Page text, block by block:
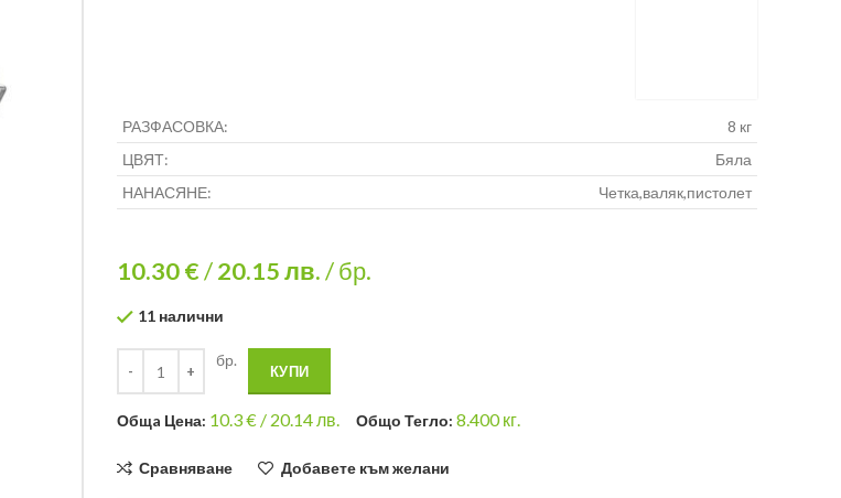
РАЗФАСОВКА:
8 кг
ЦВЯТ:
Бяла
НАНАСЯНЕ:
Четка,валяк,пистолет
10.30 €/20.15лв./ бр.
11 налични
бр.
КУПИ
Общa Цена: 10.3€ / 20.14 лв. Общо Тегло: 8.400кг.
Сравняване Добавете към желани